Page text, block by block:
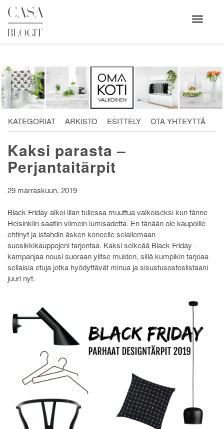
Skip
content
Avaa
valikko
KATEGORIAT ARKISTO ESITTELY OTA YHTEYTTÄ
Kaksi parasta –
Perjantaitärpit
29 marraskuun, 2019
Black Friday alkoi illan tullessa muuttua valkoiseksi kun tänne
Helsinkiin saatiin viimein lumisadetta. En tänään ole kaupoille
ehtinyt ja istahdin äsken koneelle selailemaan
suosikkikauppojeni tarjontaa. Kaksi selkeää Black Friday -
kampanjaa nousi suoraan ylitse muiden, sillä kumpikin tarjoaa
sellaisia etuja jotka hyödyttävät minua ja sisustusostoslistaani
juuri nyt.